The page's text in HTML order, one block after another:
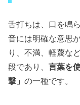
舌打ちは、口を鳴
音には明確な意思
り、不満、軽蔑な
段であり、 言葉を
撃」 の一種です。